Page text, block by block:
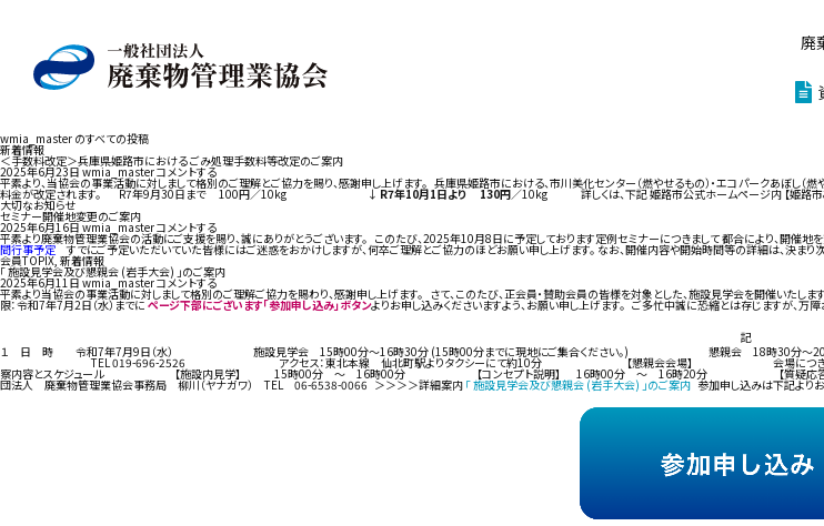
廃
wmia_master のすべての投稿
新着情報
＜手数料改定＞兵庫県姫路市における ごみ処理手数料等改定のご案内
2025年6月23日wmia_masterコメントする
平素より、当協会の事業活動に対しまして格別のご理解とご協力を賜り、感謝申し上げます。 兵庫県姫路市における、市川美化センター（燃やせるもの）・エコパークあぼし
料金が改定されます。 R7年9月30日まで 100円／10kg ↓R7年10月1日より 130円／10kg 詳しくは、下記 姫路市公式ホームページ内 【姫路
大切なお知らせ
セミナー開催地変更のご案内
2025年6月16日wmia_masterコメントする
平素より廃棄物管理業協会の活動にご支援を賜り、誠にありがとうございます。 このたび、2025年10月8日に予定しております定例セミナーにつきまして 都合により、開催地を
間行事予定すでにご予定いただいていた皆様にはご迷惑をおかけしますが、何卒ご理解とご協力のほどお願い申し上げます。 なお、開催内容や開始時間等の詳細は、決ま
会員TOPIX, 新着情報
「 施設見学会及び懇親会 (岩手大会) 」のご案内
2025年6月11日wmia_masterコメントする
平素より当協会の事業活動に対しまして格別のご理解ご協力を賜わり、感謝申し上げます。 さて、このたび、正会員・賛助会員の皆様を対象とした、施設見学会を開催いた
限：令和7年7月2日（水）までに ページ下部にございます「参加申し込み」ボタンよりお申し込みくださいますよう、お願い申し上げます。 ご多忙中誠に恐縮とは存じますが、万
記
１ 日 時 令和7年7月9日（水） 施設見学会 15時00分～16時30分 (15時00分までに現地にご集合ください。) 懇親会 18
TEL 019-696-2526 アクセス：東北本線 仙北町駅よりタクシーにて約10分 【懇親会会場】 会場につきましては、決まり次第
察内容とスケジュール 【施設内見学】 15時00分 ～ 16時00分 【コンセプト説明】 16時00分 ～ 16時20分 【質疑応答】 16時20
団法人 廃棄物管理業協会事務局 柳川（ヤナガワ） TEL 06-6538-0066 ＞＞＞＞詳細案内 「 施設見学会及び懇親会 (岩手大会) 」のご案内 参加申し込みは下記よりお